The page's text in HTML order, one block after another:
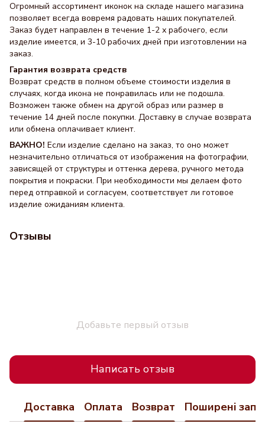
Огромный ассортимент иконок на складе нашего магазина
позволяет всегда вовремя радовать наших покупателей.
Заказ будет направлен в течение 1-2 х рабочего, если
изделие имеется, и 3-10 рабочих дней при изготовлении на
заказ.
Гарантия возврата средств
Возврат средств в полном объеме стоимости изделия в
случаях, когда икона не понравилась или не подошла.
Возможен также обмен на другой образ или размер в
течение 14 дней после покупки. Доставку в случае возврата
или обмена оплачивает клиент.
ВАЖНО! Если изделие сделано на заказ, то оно может
незначительно отличаться от изображения на фотографии,
зависящей от структуры и оттенка дерева, ручного метода
покрытия и покраски. При необходимости мы делаем фото
перед отправкой и согласуем, соответствует ли готовое
изделие ожиданиям клиента.
Отзывы
Добавьте первый отзыв
Написать отзыв
Доставка Оплата Возврат Поширені